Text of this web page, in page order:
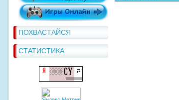
ПОХВАСТАЙСЯ
СТАТИСТИКА